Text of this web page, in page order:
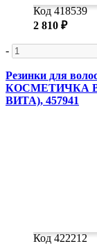
Код 418539
2 810 ₽
-
Резинки для
КОСМЕТИЧКА В
ВИТА), 457941
Код 422212